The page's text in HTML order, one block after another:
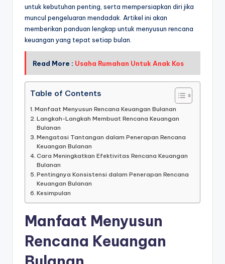
untuk kebutuhan penting, serta mempersiapkan diri jika
muncul pengeluaran mendadak. Artikel ini akan
memberikan panduan lengkap untuk menyusun rencana
keuangan yang tepat setiap bulan.
Read More : Usaha Rumahan Untuk Anak Kos
Table of Contents
Manfaat Menyusun Rencana Keuangan Bulanan
Langkah-Langkah Membuat Rencana Keuangan
Bulanan
Mengatasi Tantangan dalam Penerapan Rencana
Keuangan Bulanan
Cara Meningkatkan Efektivitas Rencana Keuangan
Bulanan
Pentingnya Konsistensi dalam Penerapan Rencana
Keuangan Bulanan
Kesimpulan
Manfaat Menyusun
Rencana Keuangan